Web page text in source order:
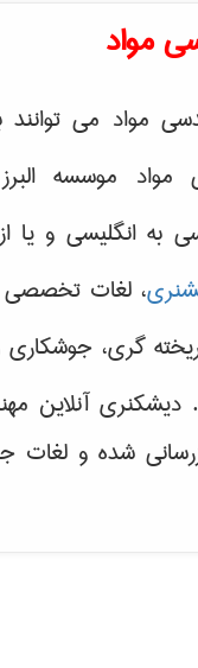
مواد
مواد می توانند
موسسه
انگلیسی و یا
، لغات
گری، جوشکاری
دیشکنری آنلاین
شده و لغات